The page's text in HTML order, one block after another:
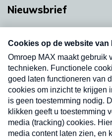
Nieuwsbrief
nieuwsbrief. Elke
uw mailbox.